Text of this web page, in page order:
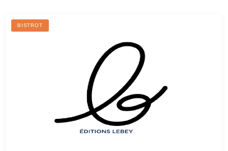
BISTROT